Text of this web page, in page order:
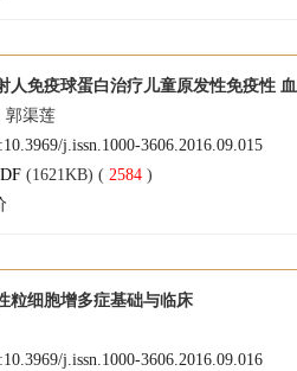
人免疫球蛋白治疗儿童原发性免疫性
郭渠莲
10.3969/j.issn.1000-3606.2016.09.015
(1621KB) ( 2584)
粒细胞增多症基础与临床
10.3969/j.issn.1000-3606.2016.09.016